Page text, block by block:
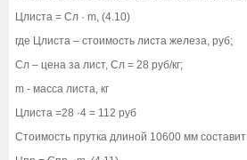
Цлиста = Сл · m, (4.10)
где Цлиста – стоимость листа железа, руб;
Сл – цена за лист, Сл = 28 руб/кг;
m - масса листа, кг
Цлиста =28 ·4 = 112 руб
Стоимость прутка длиной 10600 мм составит